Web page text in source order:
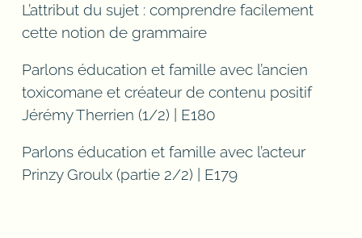
L’attribut du sujet : comprendre facilement
cette notion de grammaire
Parlons éducation et famille avec l’ancien
toxicomane et créateur de contenu positif
Jérémy Therrien (1/2) | E180
Parlons éducation et famille avec l’acteur
Prinzy Groulx (partie 2/2) | E179